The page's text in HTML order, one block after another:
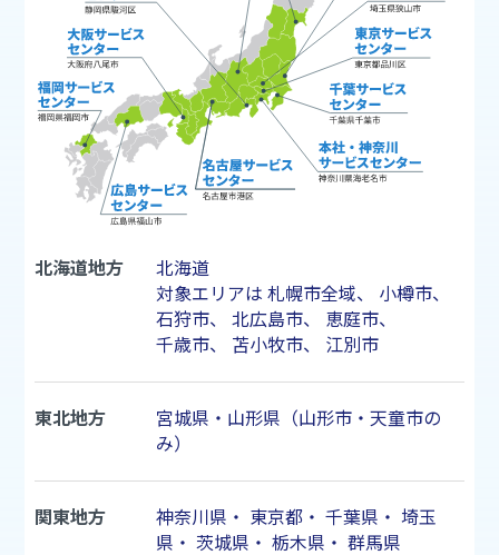
北海道地方
北海道
対象エリアは 札幌市全域、 小樽市、
石狩市、 北広島市、 恵庭市、
千歳市、 苫小牧市、 江別市
東北地方
宮城県・山形県（山形市・天童市の
み）
関東地方 神奈川県 ・ 東京都・ 千葉県 ・ 埼玉
県 ・ 茨城県 ・ 栃木県 ・ 群馬県